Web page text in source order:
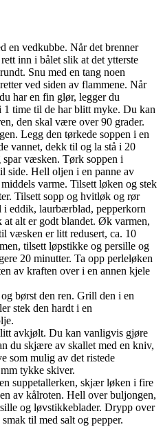
en vedkubbe. Når det brenner
inn i bålet slik at det ytterste
Snu med en tang noen
ved siden av flammene. Når
har en fin glør, legger du
1 time til de har blitt myke. Du kan
den skal være over 90 grader.
Legg den tørkede soppen i en
vannet, dekk til og la stå i 20
spar væsken. Tørk soppen i
side. Hell oljen i en panne av
varme. Tilsett løken og stek
Tilsett sopp og hvitløk og rør
i eddik, laurbærblad, pepperkorn
alt er godt blandet. Øk varmen,
væsken er litt redusert, ca. 10
tilsett løpstikke og persille og
20 minutter. Ta opp perleløken
av kraften over i en annen kjele
børst den ren. Grill den i en
stek den hardt i en
avkjølt. Du kan vanligvis gjøre
du skjære av skallet med en kniv,
som mulig av det ristede
tykke skiver.
suppetallerken, skjær løken i fire
av kålroten. Hell over buljongen,
og løvstikkeblader. Drypp over
til med salt og pepper.